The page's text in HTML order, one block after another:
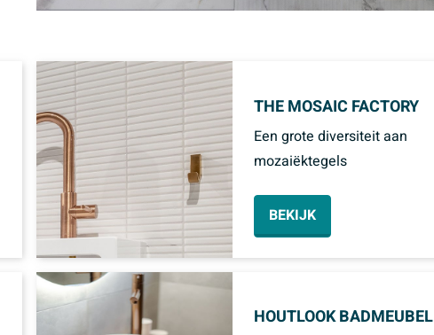
THE MOSAIC FACTORY
Een grote diversiteit aan
mozaiëktegels
BEKIJK
HOUTLOOK BADMEUBEL